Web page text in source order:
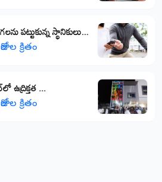
పట్టుకున్న స్థానికులు...
క్రితం
ఉద్రిక్తత ...
క్రితం